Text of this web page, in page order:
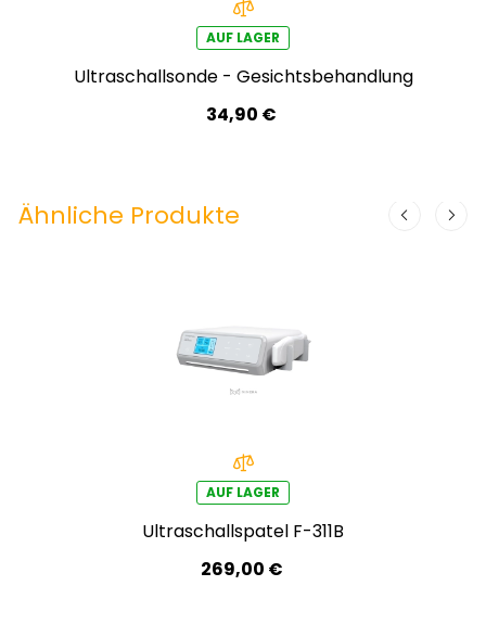
AUF LAGER
Ultraschallsonde - Gesichtsbehandlung
34,90 €
Ähnliche Produkte
AUF LAGER
Ultraschallspatel F-311B
269,00 €